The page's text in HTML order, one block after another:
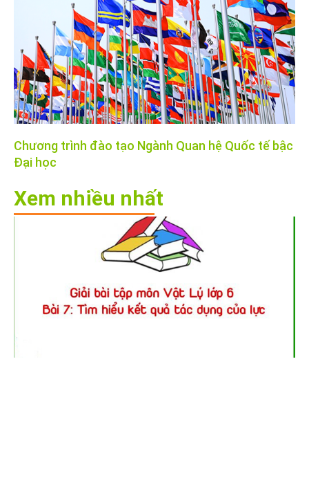
Chương trình đào tạo Ngành Quan hệ Quốc tế bậc
Đại học
Xem nhiều nhất